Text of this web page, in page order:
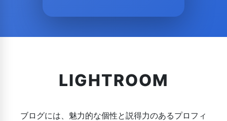
LIGHTROOM
ブログには、魅力的な個性と説得力のあるプロフィ